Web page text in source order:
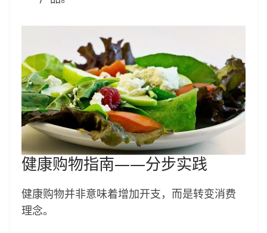
健康购物指南——分步实践
健康购物并非意味着增加开支，而是转变消费
理念。